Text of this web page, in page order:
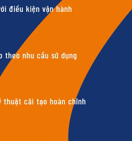
điều kiện vận hành
theo nhu cầu sử dụng
thuật cải tạo hoàn chỉnh